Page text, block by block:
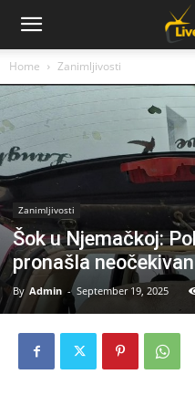
Home Zanimljivosti
Zanimljivosti
Šok u Njemačkoj:
pronašla
By Admin - September 19, 2025